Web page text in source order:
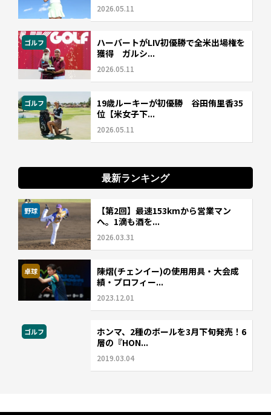
2026.05.11
ゴルフ
ハーバートがLIV初優勝で全米出場権を
獲得 ガルシ...
2026.05.11
ゴルフ
19歳ルーキーが初優勝 谷田侑里香35
位【米女子下...
2026.05.11
最新ランキング
野球
【第2回】最速153kmから営業マン
へ。1滴も酒を...
2026.03.31
卓球
陳熠(チェンイー)の使用用具・大会成
績・プロフィー...
2023.12.01
ゴルフ
ホンマ、2種のボールを3月下旬発売！6
層の『HON...
2019.03.04